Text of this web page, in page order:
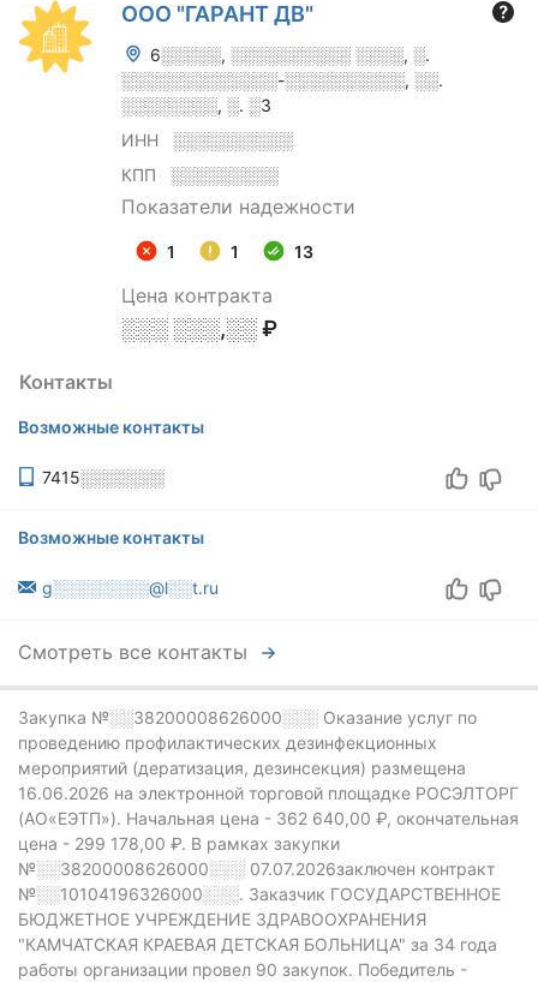
ООО "ГАРАНТ ДВ"
6░░░░░, ░░░░░░░░░░ ░░░░, ░.
░░░░░░░░░░░░░-░░░░░░░░░░, ░░.
░░░░░░░░, ░. ░3
ИНН
░░░░░░░░░░
КПП
░░░░░░░░░
Показатели надежности
1 1 13
Цена контракта
░░░ ░░░,░░ ₽
Контакты
Возможные контакты
7415░░░░░░░
Возможные контакты
g░░░░░░░░@l░░t.ru
Смотреть все контакты
Закупка №░░38200008626000░░░ Оказание услуг по
проведению профилактических дезинфекционных
мероприятий (дератизация, дезинсекция) размещена
16.06.2026 на электронной торговой площадке РОСЭЛТОРГ
(АО«ЕЭТП»). Начальная цена - 362 640,00 ₽, окончательная
цена - 299 178,00 ₽. В рамках закупки
№░░38200008626000░░░ 07.07.2026заключен контракт
№░░10104196326000░░░. Заказчик ГОСУДАРСТВЕННОЕ
БЮДЖЕТНОЕ УЧРЕЖДЕНИЕ ЗДРАВООХРАНЕНИЯ
"КАМЧАТСКАЯ КРАЕВАЯ ДЕТСКАЯ БОЛЬНИЦА" за 34 года
работы организации провел 90 закупок. Победитель -